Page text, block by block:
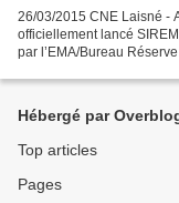
26/03/2015 CNE Laisné -
officiellement lancé
par l’EMA/Bureau
Hébergé par
Top articles
Pages